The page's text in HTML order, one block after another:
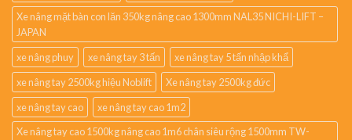
Xe nâng mặt bàn con lăn 350kg nâng cao 1300mm NAL35 NICHI-LIFT –
JAPAN
xe nâng phuy
xe nâng tay 3 tấn
xe nâng tay 5 tấn nhập khẩ
xe nâng tay 2500kg hiệu Noblift
Xe nâng tay 2500kg đức
xe nâng tay cao
xe nâng tay cao 1m2
Xe nâng tay cao 1500kg nâng cao 1m6 chân siêu rộng 1500mm TW-